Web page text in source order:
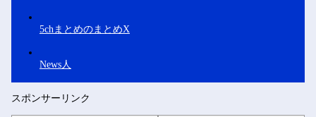
5chまとめのまとめX
News人
スポンサーリンク